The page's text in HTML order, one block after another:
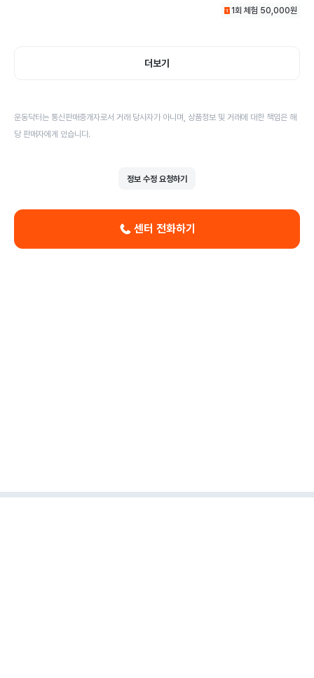
1회 체험 50,000원
더보기
운동닥터는 통신판매중개자로서 거래 당사자가 아니며, 상품정보 및 거래에 대한 책임은 해
당 판매자에게 있습니다.
정보 수정 요청하기
센터 전화하기